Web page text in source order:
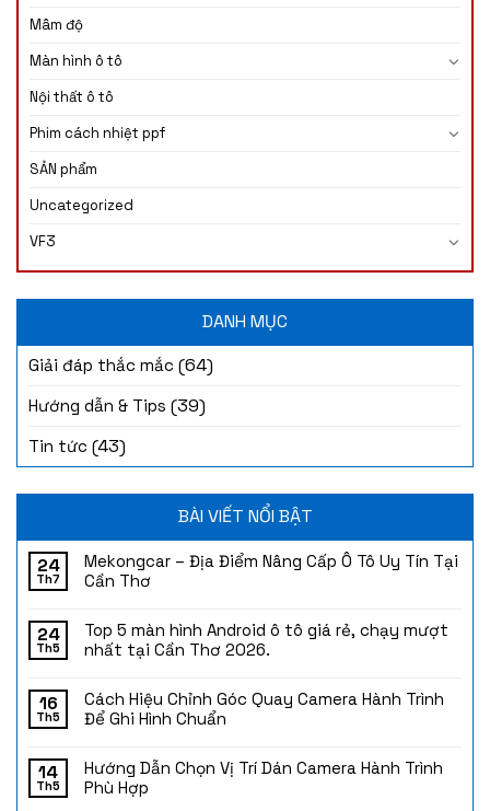
Mâm độ
Màn hình ô tô
Nội thất ô tô
Phim cách nhiệt ppf
SẢN phẩm
Uncategorized
VF3
DANH MỤC
Giải đáp thắc mắc (64)
Hướng dẫn & Tips (39)
Tin tức (43)
BÀI VIẾT NỔI BẬT
24
Th7
Mekongcar – Địa Điểm Nâng Cấp Ô Tô Uy Tín Tại
Cần Thơ
24
Th5
Top 5 màn hình Android ô tô giá rẻ, chạy mượt
nhất tại Cần Thơ 2026.
16
Th5
Cách Hiệu Chỉnh Góc Quay Camera Hành Trình
Để Ghi Hình Chuẩn
14
Th5
Hướng Dẫn Chọn Vị Trí Dán Camera Hành Trình
Phù Hợp